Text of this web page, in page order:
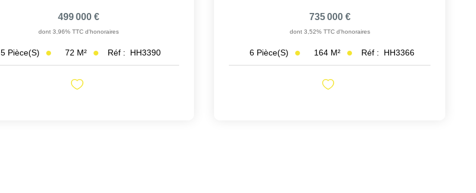
499 000 €
dont 3,96% TTC d'honoraires
5 Pièce(s) 72 M² Réf : HH3390
735 000 €
dont 3,52% TTC d'honoraires
6 Pièce(s) 164 M² Réf : HH3366